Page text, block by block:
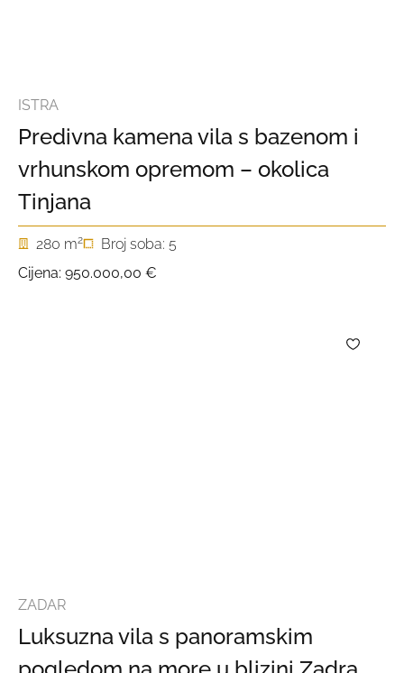
ISTRA
Predivna kamena vila s bazenom i
vrhunskom opremom – okolica
Tinjana
280 m2
Broj soba: 5
Cijena: 950.000,00 €
ZADAR
Luksuzna vila s panoramskim